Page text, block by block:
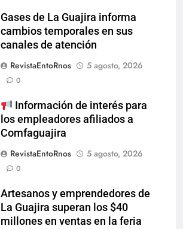
Gases de La Guajira informa
cambios temporales en sus
canales de atención
RevistaEntoRnos
5 agosto, 2026
0
Información de interés para
los empleadores afiliados a
Comfaguajira
RevistaEntoRnos
5 agosto, 2026
0
Artesanos y emprendedores de
La Guajira superan los $40
millones en ventas en la feria